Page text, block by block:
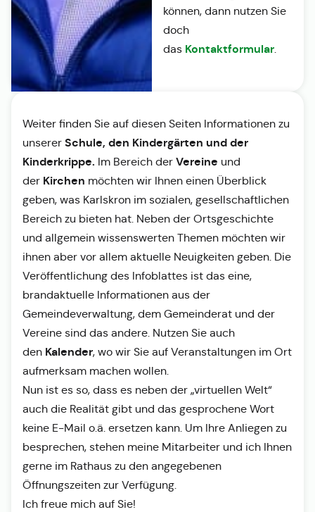
können, dann nutzen Sie
doch
das Kontaktformular.
Weiter finden Sie auf diesen Seiten Informationen zu
unserer Schule, den Kindergärten und der
Kinderkrippe. Im Bereich der Vereine und
der Kirchen möchten wir Ihnen einen Überblick
geben, was Karlskron im sozialen, gesellschaftlichen
Bereich zu bieten hat. Neben der Ortsgeschichte
und allgemein wissenswerten Themen möchten wir
ihnen aber vor allem aktuelle Neuigkeiten geben. Die
Veröffentlichung des Infoblattes ist das eine,
brandaktuelle Informationen aus der
Gemeindeverwaltung, dem Gemeinderat und der
Vereine sind das andere. Nutzen Sie auch
den Kalender, wo wir Sie auf Veranstaltungen im Ort
aufmerksam machen wollen.
Nun ist es so, dass es neben der „virtuellen Welt“
auch die Realität gibt und das gesprochene Wort
keine E-Mail o.ä. ersetzen kann. Um Ihre Anliegen zu
besprechen, stehen meine Mitarbeiter und ich Ihnen
gerne im Rathaus zu den angegebenen
Öffnungszeiten zur Verfügung.
Ich freue mich auf Sie!